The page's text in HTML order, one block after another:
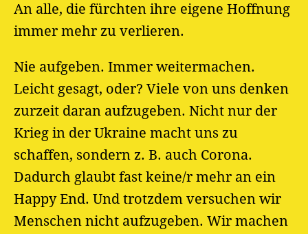
An alle, die fürchten ihre eigene Hoffnung
immer mehr zu verlieren.
Nie aufgeben. Immer weitermachen.
Leicht gesagt, oder? Viele von uns denken
zurzeit daran aufzugeben. Nicht nur der
Krieg in der Ukraine macht uns zu
schaffen, sondern z. B. auch Corona.
Dadurch glaubt fast keine/r mehr an ein
Happy End. Und trotzdem versuchen wir
Menschen nicht aufzugeben. Wir machen